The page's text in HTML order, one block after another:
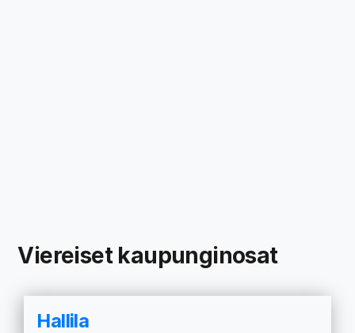
Viereiset kaupunginosat
Hallila